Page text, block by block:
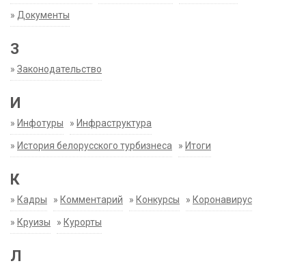
» Документы
З
» Законодательство
И
» Инфотуры » Инфраструктура
» История белорусского турбизнеса » Итоги
К
» Кадры » Комментарий » Конкурсы » Коронавирус
» Круизы » Курорты
Л